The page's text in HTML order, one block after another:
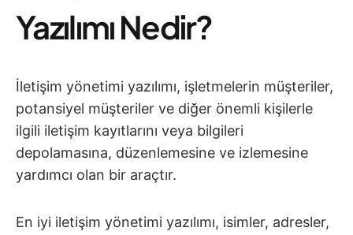
Yazılımı Nedir?
İletişim yönetimi yazılımı, işletmelerin müşteriler,
potansiyel müşteriler ve diğer önemli kişilerle
ilgili iletişim kayıtlarını veya bilgileri
depolamasına, düzenlemesine ve izlemesine
yardımcı olan bir araçtır.
En iyi iletişim yönetimi yazılımı, isimler, adresler,